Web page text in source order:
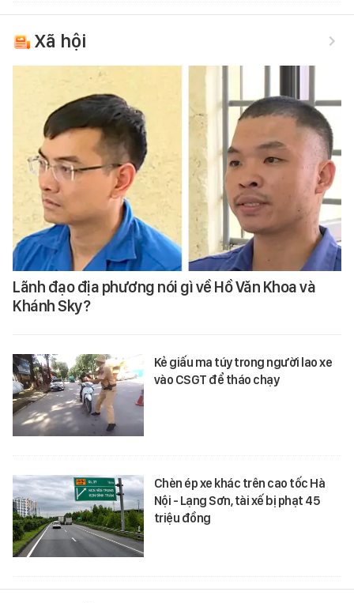
Xã hội
Lãnh đạo địa phương nói gì về Hồ Văn Khoa và
Khánh Sky?
Kẻ giấu ma túy trong người lao xe
vào CSGT để tháo chạy
Chèn ép xe khác trên cao tốc Hà
Nội - Lạng Sơn, tài xế bị phạt 45
triệu đồng